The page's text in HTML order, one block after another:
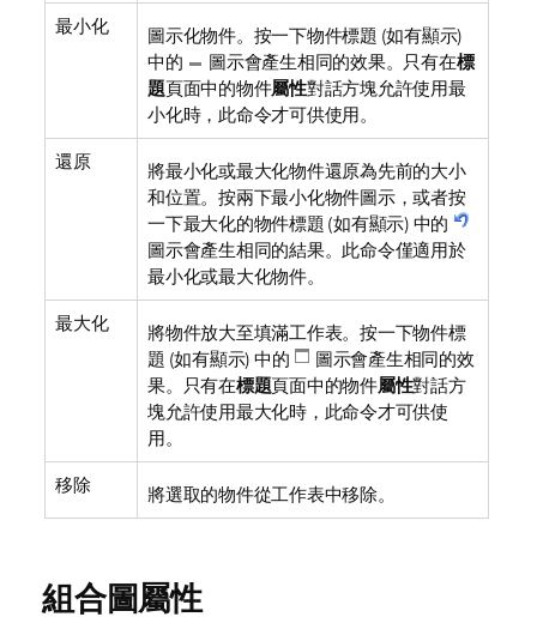
最小化
圖示化物件。按一下物件標題 (如有顯示)
中的
圖示會產生相同的效果。只有在標
題頁面中的物件屬性對話方塊允許使用最
小化時，此命令才可供使用。
還原
將最小化或最大化物件還原為先前的大小
和位置。按兩下最小化物件圖示，或者按
一下最大化的物件標題 (如有顯示) 中的
圖示會產生相同的結果。此命令僅適用於
最小化或最大化物件。
最大化
將物件放大至填滿工作表。按一下物件標
題 (如有顯示) 中的
圖示會產生相同的效
果。只有在標題頁面中的物件屬性對話方
塊允許使用最大化時，此命令才可供使
用。
移除 將選取的物件從工作表中移除。
組合圖屬性